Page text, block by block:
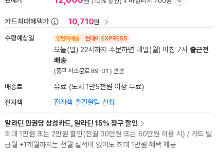
카드최대혜택가 10,710원
수령예상일 양탄자배송 썬데이 EXPRESS
오늘(일) 22시까지 주문하면 내일(월) 아침 7시 출근전
배송
(중구 서소문로 89-31 ) 변경
배송료 유료 (도서 1만5천원 이상 무료)
전자책 전자책 출간알림 신청
알라딘 만권당 삼성카드, 알라딘 15% 청구 할인
최대 1만원 또는 2만원 할인(전월 30만원 또는 60만원 이용 시) / 카드 발
급월 +1개월까지는 전월 실적이 없어도 최대 1만원 혜택 제공